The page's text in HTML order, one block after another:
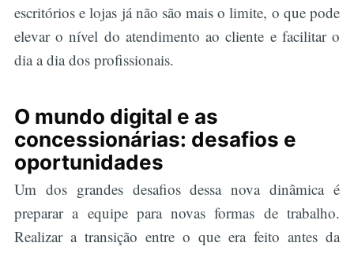
escritórios e lojas já não são mais o limite, o que pode
elevar o nível do atendimento ao cliente e facilitar o
dia a dia dos profissionais.
O mundo digital e as
concessionárias: desafios e
oportunidades
Um dos grandes desafios dessa nova dinâmica é
preparar a equipe para novas formas de trabalho.
Realizar a transição entre o que era feito antes da